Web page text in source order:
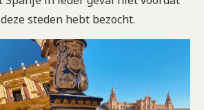
steden hebt bezocht.